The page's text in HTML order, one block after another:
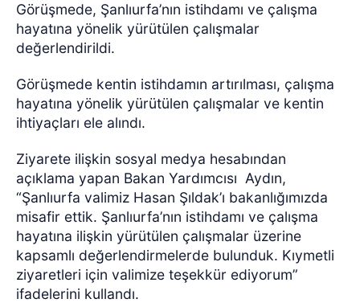
Görüşmede, Şanlıurfa’nın istihdamı ve çalışma
hayatına yönelik yürütülen çalışmalar
değerlendirildi.
Görüşmede kentin istihdamın artırılması, çalışma
hayatına yönelik yürütülen çalışmalar ve kentin
ihtiyaçları ele alındı.
Ziyarete ilişkin sosyal medya hesabından
açıklama yapan Bakan Yardımcısı Aydın,
“Şanlıurfa valimiz Hasan Şıldak’ı bakanlığımızda
misafir ettik. Şanlıurfa’nın istihdamı ve çalışma
hayatına ilişkin yürütülen çalışmalar üzerine
kapsamlı değerlendirmelerde bulunduk. Kıymetli
ziyaretleri için valimize teşekkür ediyorum”
ifadelerini kullandı.